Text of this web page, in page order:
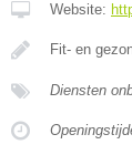
Website:
Fit- en
Diensten